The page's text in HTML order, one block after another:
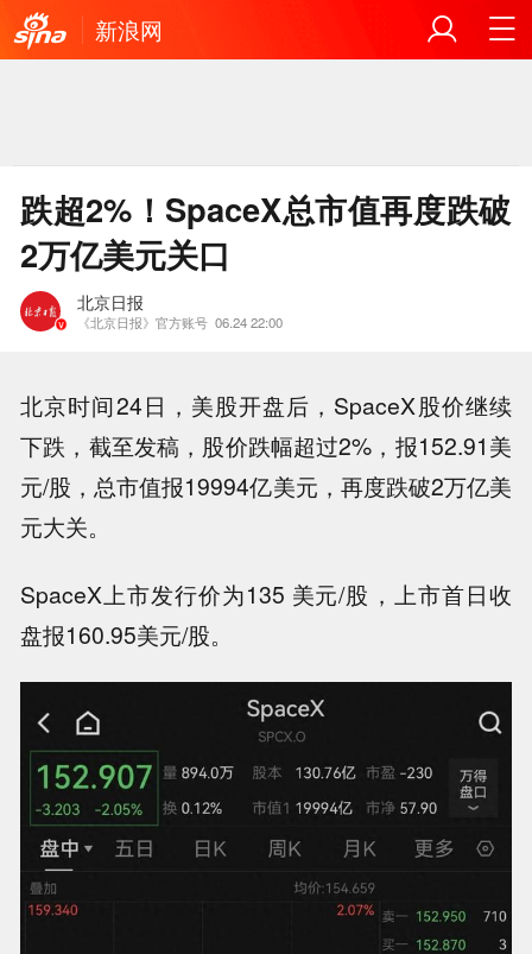
新浪网
跌超2%！SpaceX总市值再度跌破
2万亿美元关口
北京日报
《北京日报》官方账号 06.24 22:00
北京时间24日，美股开盘后，SpaceX股价继续
下跌，截至发稿，股价跌幅超过2%，报152.91美
元/股，总市值报19994亿美元，再度跌破2万亿美
元大关。
SpaceX上市发行价为‌135 美元/股‌，上市首日收
盘报160.95美元/股。